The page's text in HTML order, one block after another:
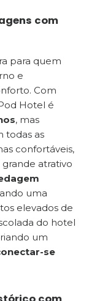
com
para quem
e
Com
Hotel é
, mas
todas as
confortáveis,
atrativo
uma
elevados de
do hotel
um
se